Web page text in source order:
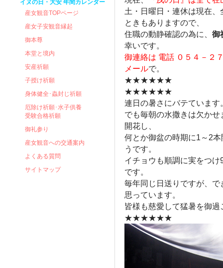
土・日曜日・連休は現在
ときもありますので、
住職の動静確認の為に、 御
幸いです。
御連絡は 電話 ０５４－２
メールで。
★★★★★★
★★★★★★
連日の暑さにバテています
でも毎朝の水撒きは欠か
開花し、
何とか御盆の時期に1～2
うです。
イチョウも順調に実をつ
です。
毎年同じ日送りですが、
思っています。
皆様も慈愛して猛暑を御過
★★★★★★
イヌの日・大安 年間カレンダー
産女観音TOPページ
産女子安観音縁起
御本尊
本堂と境内
安産祈願
子授け祈願
身体健全･蟲封じ祈願
厄除け祈願･水子供養
受験合格祈願
御礼参り
産女観音への交通案内
よくある質問
サイトマップ